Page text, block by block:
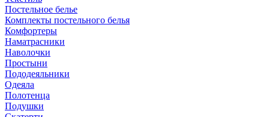
Постельное белье
Комплекты постельного белья
Комфортеры
Наматрасники
Наволочки
Простыни
Пододеяльники
Одеяла
Полотенца
Подушки